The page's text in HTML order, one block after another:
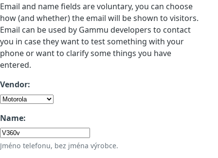
Email and name fields are voluntary, you can choose
how (and whether) the email will be shown to visitors.
Email can be used by Gammu developers to contact
you in case they want to test something with your
phone or want to clarify some things you have
entered.
Vendor:
Name:
Jméno telefonu, bez jména výrobce.